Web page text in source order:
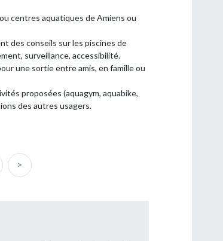
centres aquatiques de Amiens ou
des conseils sur les piscines de
surveillance, accessibilité.
une sortie entre amis, en famille ou
proposées (aquagym, aquabike,
des autres usagers.
>